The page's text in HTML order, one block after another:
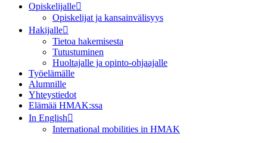
Opiskelijalle
Opiskelijat ja kansainvälisyys
Hakijalle
Tietoa hakemisesta
Tutustuminen
Huoltajalle ja opinto-ohjaajalle
Työelämälle
Alumnille
Yhteystiedot
Elämää HMAK:ssa
In English
International mobilities in HMAK